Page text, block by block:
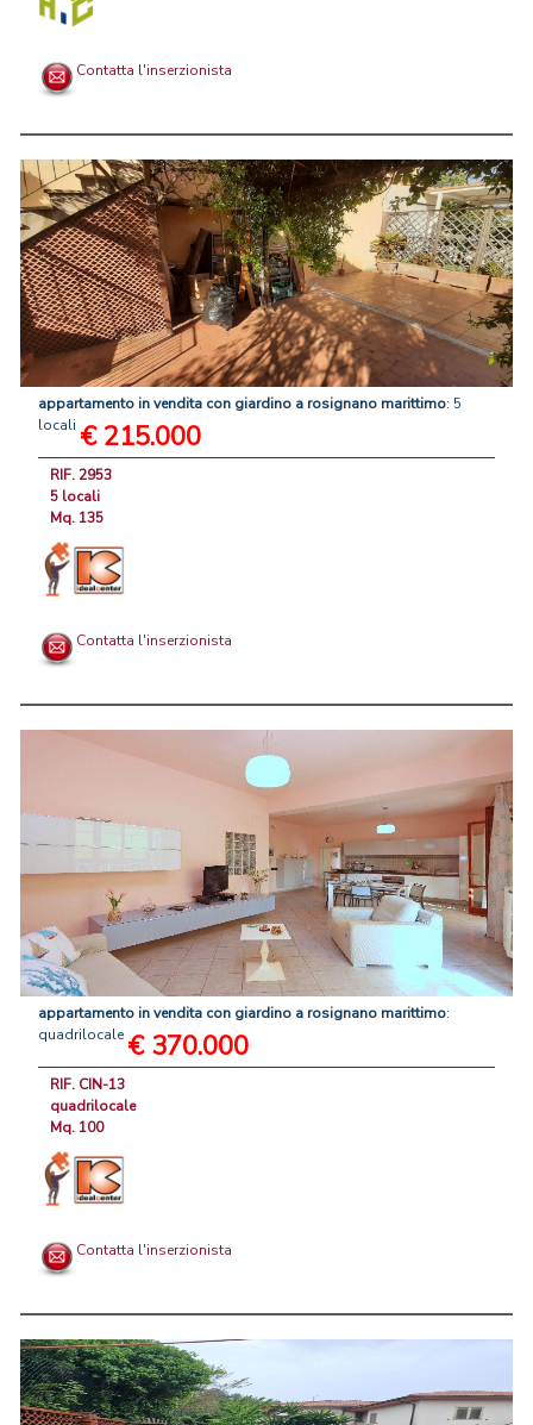
Contatta l'inserzionista
appartamento invendita con giardino a rosignano marittimo: 5
locali € 215.000
RIF. 2953
5 locali
Mq. 135
Contatta l'inserzionista
appartamento invendita con giardino a rosignano marittimo:
quadrilocale € 370.000
RIF. CIN-13
quadrilocale
Mq. 100
Contatta l'inserzionista